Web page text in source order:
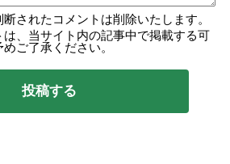
されたコメントは削除いたします。
、当サイト内の記事中で掲載する可
ご了承ください。